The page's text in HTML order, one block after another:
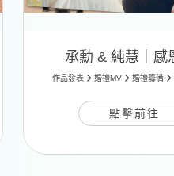
承勳 & 純慧｜感
作品發表 婚禮MV 婚禮籌備
點擊前往